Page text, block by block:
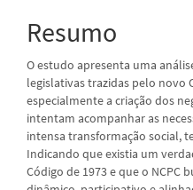
Resumo
O estudo apresenta uma
legislativas trazidas pelo novo
especialmente a criação dos
intentam acompanhar as
intensa transformação social,
Indicando que existia um
Código de 1973 e que o NCPC